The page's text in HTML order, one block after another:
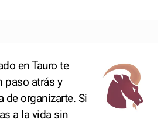
en Tauro te
paso atrás y
de organizarte. Si
a la vida sin